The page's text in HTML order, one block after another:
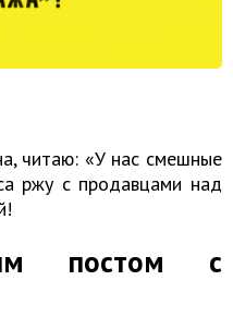
читаю: «У нас смешные
ржу с продавцами над
постом с